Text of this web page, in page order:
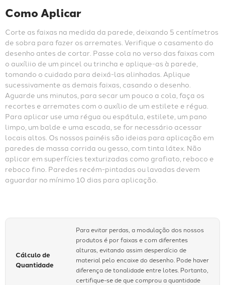
Como Aplicar
Corte as faixas na medida da parede, deixando 5 centímetros
de sobra para fazer os arremates. Verifique o casamento do
desenho antes de cortar. Passe cola no verso das faixas com
o auxíliio de um pincel ou trincha e aplique-as à parede,
tomando o cuidado para deixá-las alinhadas. Aplique
sucessivamente as demais faixas, casando o desenho.
Aguarde uns minutos, para secar um pouco a cola, faça os
recortes e arremates com o auxílio de um estilete e régua.
Para aplicar use uma régua ou espátula, estilete, um pano
limpo, um balde e uma escada, se for necessário acessar
locais altos. Os nossos painéis são ideias para aplicação em
paredes de massa corrida ou gesso, com tinta látex. Não
aplicar em superfícies texturizadas como grafiato, reboco e
reboco fino. Paredes recém-pintadas ou lavadas devem
aguardar no mínimo 10 dias para aplicação.
Cálculo de
Quantidade
Para evitar perdas, a modulação dos nossos
produtos é por faixas e com diferentes
alturas, evitando assim desperdício de
material pelo encaixe do desenho. Pode haver
diferença de tonalidade entre lotes. Portanto,
certifique-se de que comprou a quantidade